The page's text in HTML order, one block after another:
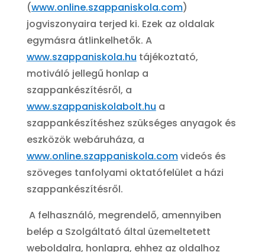
(www.online.szappaniskola.com)
jogviszonyaira terjed ki. Ezek az oldalak
egymásra átlinkelhetők. A
www.szappaniskola.hu tájékoztató,
motiváló jellegű honlap a
szappankészítésről, a
www.szappaniskolabolt.hu a
szappankészítéshez szükséges anyagok és
eszközök webáruháza, a
www.online.szappaniskola.comvideós és
szöveges tanfolyami oktatófelület a házi
szappankészítésről.
A felhasználó, megrendelő, amennyiben
belép a Szolgáltató által üzemeltetett
weboldalra, honlapra, ehhez az oldalhoz